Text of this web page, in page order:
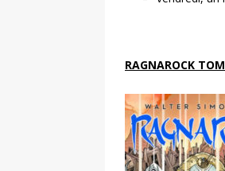
RAGNAROCK